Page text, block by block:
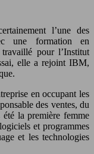
l’une des
une formation en
pour l’Institut
elle a rejoint IBM,
en occupant les
des ventes, du
la première femme
et programmes
et les technologies